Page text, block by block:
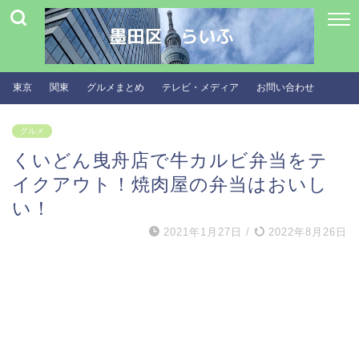
東京 関東 グルメまとめ テレビ・メディア お問い合わせ
グルメ
くいどん曳舟店で牛カルビ弁当をテ
イクアウト！焼肉屋の弁当はおいし
い！
2021年1月27日 / 2022年8月26日